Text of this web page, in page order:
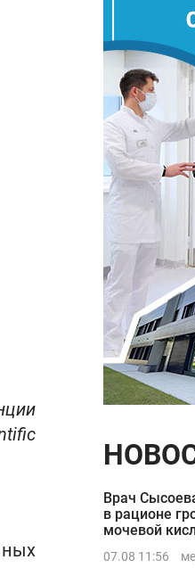
Врач
в рационе
мочевой
07.08 11:56